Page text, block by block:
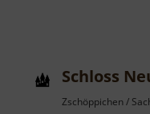
Schloss
Zschöppichen /